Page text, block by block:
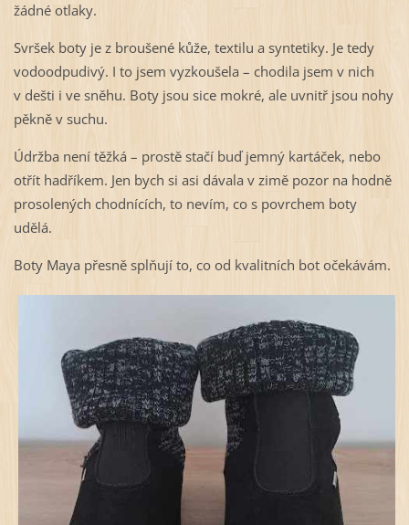
žádné otlaky.
Svršek boty je z broušené kůže, textilu a syntetiky. Je tedy
vodoodpudivý. I to jsem vyzkoušela – chodila jsem v nich
v dešti i ve sněhu. Boty jsou sice mokré, ale uvnitř jsou nohy
pěkně v suchu.
Údržba není těžká – prostě stačí buď jemný kartáček, nebo
otřít hadříkem. Jen bych si asi dávala v zimě pozor na hodně
prosolených chodnících, to nevím, co s povrchem boty
udělá.
Boty Maya přesně splňují to, co od kvalitních bot očekávám.